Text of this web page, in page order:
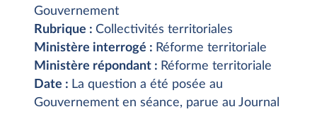
Gouvernement
Rubrique : Collectivités territoriales
Ministère interrogé : Réforme territoriale
Ministère répondant : Réforme territoriale
Date : La question a été posée au
Gouvernement en séance, parue au Journal